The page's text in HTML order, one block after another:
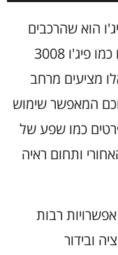
הוא שהרכבים
אינם מתאימים למשפחות. אך דגמים כמו פיג'ו 3008
אלו מציעים מרחב
חכם המאפשר שימוש
כמו שפע של
ותחום ראיה
רבות
ובידור